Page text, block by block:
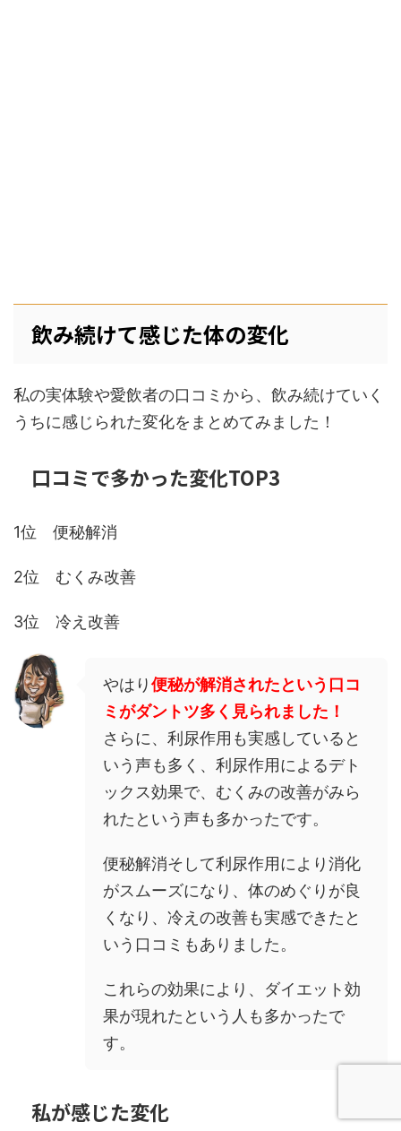
飲み続けて感じた体の変化
私の実体験や愛飲者の口コミから、飲み続けていく
うちに感じられた変化をまとめてみました！
口コミで多かった変化TOP3
1位 便秘解消
2位 むくみ改善
3位 冷え改善
やはり便秘が解消されたという口コ
ミがダントツ多く見られました！
さらに、利尿作用も実感していると
いう声も多く、利尿作用によるデト
ックス効果で、むくみの改善がみら
れたという声も多かったです。
便秘解消そして利尿作用により消化
がスムーズになり、体のめぐりが良
くなり、冷えの改善も実感できたと
いう口コミもありました。
これらの効果により、ダイエット効
果が現れたという人も多かったで
す。
私が感じた変化